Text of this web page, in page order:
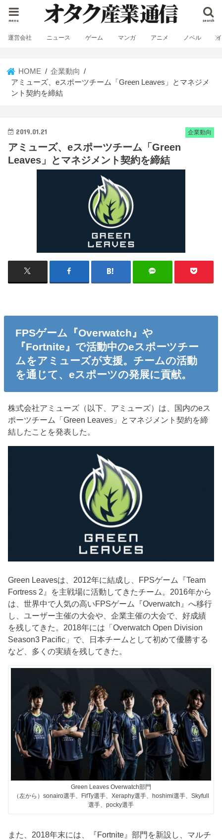
search
menu
運営会社 ニュース ゲーム マンガ アニメ ノベル
HOME
企業動向
アミューズ、eスポーツチーム「Green Leaves」とマネジメ
ント契約を締結
企業動向
2019.01.21
アミューズ、eスポーツチーム「Green
Leaves」とマネジメント契約を締結
FPSゲーム『Overwatch』や
『Fortnite』で活動中のeスポーツチー
ムをアミューズが支援。チームの活動
を通じて、eスポーツの発展に貢献。
株式会社アミューズ（以下、アミューズ）は、国内のeス
ポーツチーム「Green Leaves」とマネジメント契約を締
結したことを発表した。
Green Leavesは、2012年に結成し、FPSゲーム『Team
Fortress 2』を主戦場に活動してきたチーム。2016年から
は、世界中で人気の高いFPSゲーム『Overwatch』へ移行
し、ユーザー主催の大会や、企業主催の大会で、好成績
を残してきた。2018年には「Overwatch Open Division
Season3 Pacific」で、日本チームとして初めて優勝する
など、多くの実績を残してきた。
Green Leaves Overwatch部門
（左から）sonairo選手、FifTy選手、Xeraphy選手、hoshimi選手、Skyfull
選手、pocky選手
また、2018年末には、『Fortnite』部門を新設し、マルチ